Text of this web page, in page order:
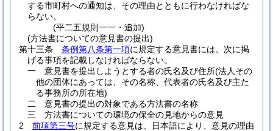
する市町村への通知は、その理由とともに行わなければな
らない。
(平二五規則一一・追加)
(方法書についての意見書の提出)
第十三条
条例第八条第一項に規定する意見書には、次に掲
げる事項を記載しなければならない。
一
意見書を提出しようとする者の氏名及び住所(法人その
他の団体にあっては、その名称、代表者の氏名及び主た
る事務所の所在地)
二
意見書の提出の対象である方法書の名称
三
方法書についての環境の保全の見地からの意見
2
前項第三号に規定する意見は、日本語により、意見の理由